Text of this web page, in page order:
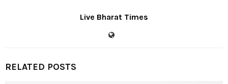
Live Bharat Times
RELATED POSTS